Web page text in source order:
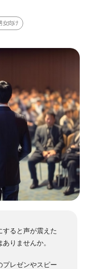
女向け
すると声が震えた
りませんか。
プレゼンやスピー